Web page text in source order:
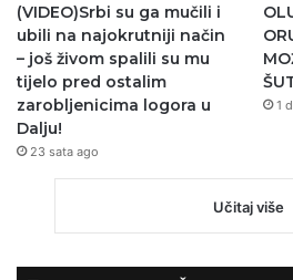
(VIDEO)Srbi su ga mučili i
ubili na najokrutniji način
– još živom spalili su mu
tijelo pred ostalim
zarobljenicima logora u
Dalju!
23 sata ago
1
Učitaj više